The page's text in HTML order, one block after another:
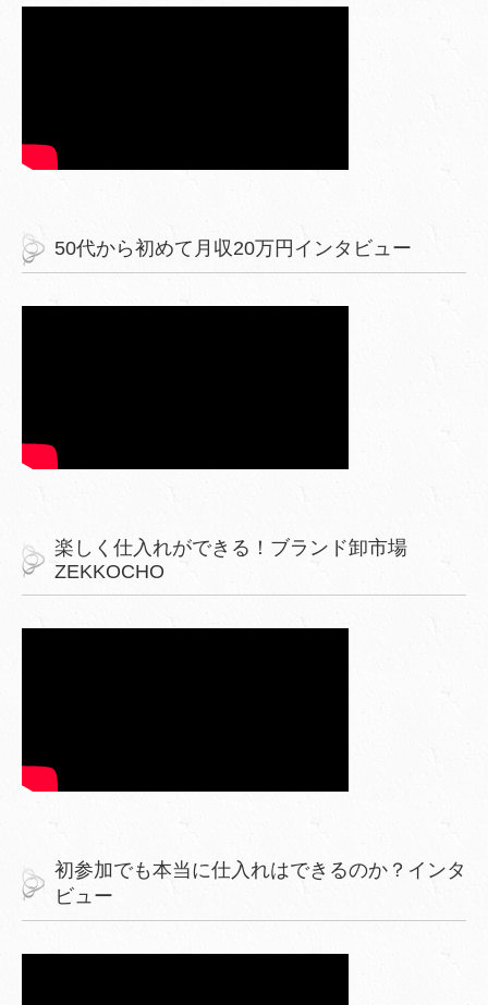
50代から初めて月収20万円インタビュー
楽しく仕入れができる！ブランド卸市場
ZEKKOCHO
初参加でも本当に仕入れはできるのか？インタ
ビュー